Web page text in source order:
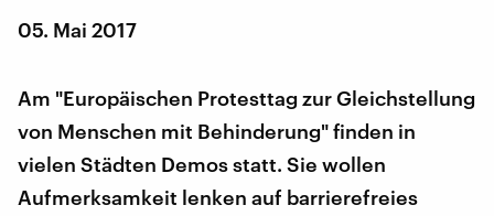
05. Mai 2017
Am "Europäischen Protesttag zur Gleichstellung
von Menschen mit Behinderung" finden in
vielen Städten Demos statt. Sie wollen
Aufmerksamkeit lenken auf barrierefreies